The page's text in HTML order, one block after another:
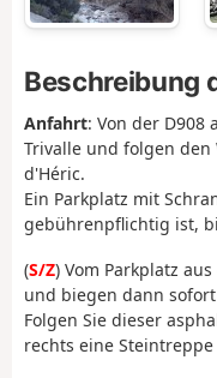
Beschreibung
Anfahrt: Von der D908
Trivalle und folgen den
d'Héric.
Ein Parkplatz mit
gebührenpflichtig ist,
(S/Z) Vom Parkplatz
und biegen dann
Folgen Sie dieser
rechts eine